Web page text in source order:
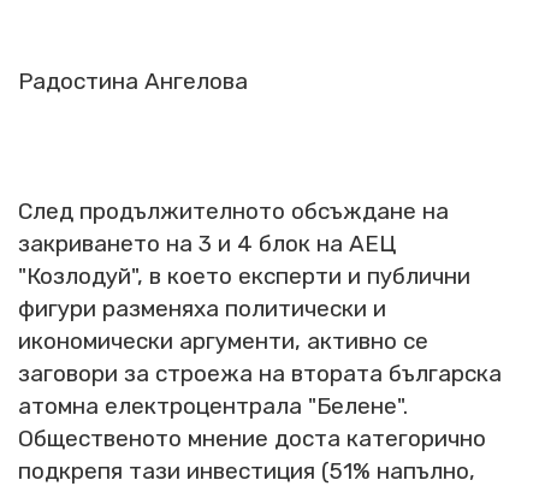
Радостина Ангелова
След продължителното обсъждане на
закриването на 3 и 4 блок на АЕЦ
"Козлодуй", в което експерти и публични
фигури разменяха политически и
икономически аргументи, активно се
заговори за строежа на втората българска
атомна електроцентрала "Белене".
Общественото мнение доста категорично
подкрепя тази инвестиция (51% напълно,